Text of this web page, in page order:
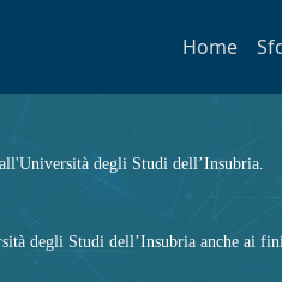
Home
degli Studi dell’Insubria.
degli Studi dell’Insubria anche ai